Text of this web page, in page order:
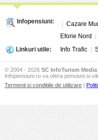
Infopensiuni: Cazare
Eforie Nord
Linkuri utile:
Info Trafic
© 2004 - 2026 SC InfoTurism Media
Infopensiuni.ro va ofera pensiuni si
Termenii si conditiile de utilizare |